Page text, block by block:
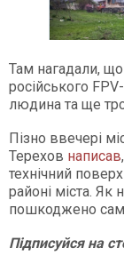
Там нагадали, що
російського
людина та ще
Пізно ввечері
Терехов написав
технічний
районі міста.
пошкоджено
Підписуйсяна